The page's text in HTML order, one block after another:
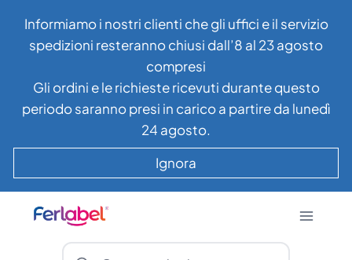
contenuto
Informiamo i nostri clienti che gli uffici e il servizio
spedizioni resteranno chiusi dall’8 al 23 agosto
compresi
Gli ordini e le richieste ricevuti durante questo
periodo saranno presi in carico a partire da lunedì
24 agosto.
Ignora